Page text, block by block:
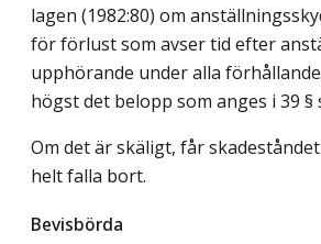
lagen (1982:80) om
för förlust som avser tid efter
upphörande under alla
högst det belopp som anges i 39 §
Om det är skäligt, får
helt falla bort.
Bevisbörda